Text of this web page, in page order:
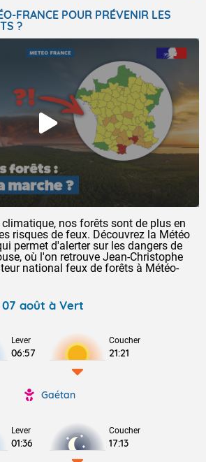
FRANCE POUR PRÉVENIR LES
?
nos forêts sont de plus en
risques de feux. Découvrez la Météo
permet d'alerter sur les dangers de
où l'on retrouve Jean-Christophe
national feux de forêts à Météo-
août à Vert
Lever
06:57
Coucher
21:21
Gaétan
Lever
01:36
Coucher
17:13